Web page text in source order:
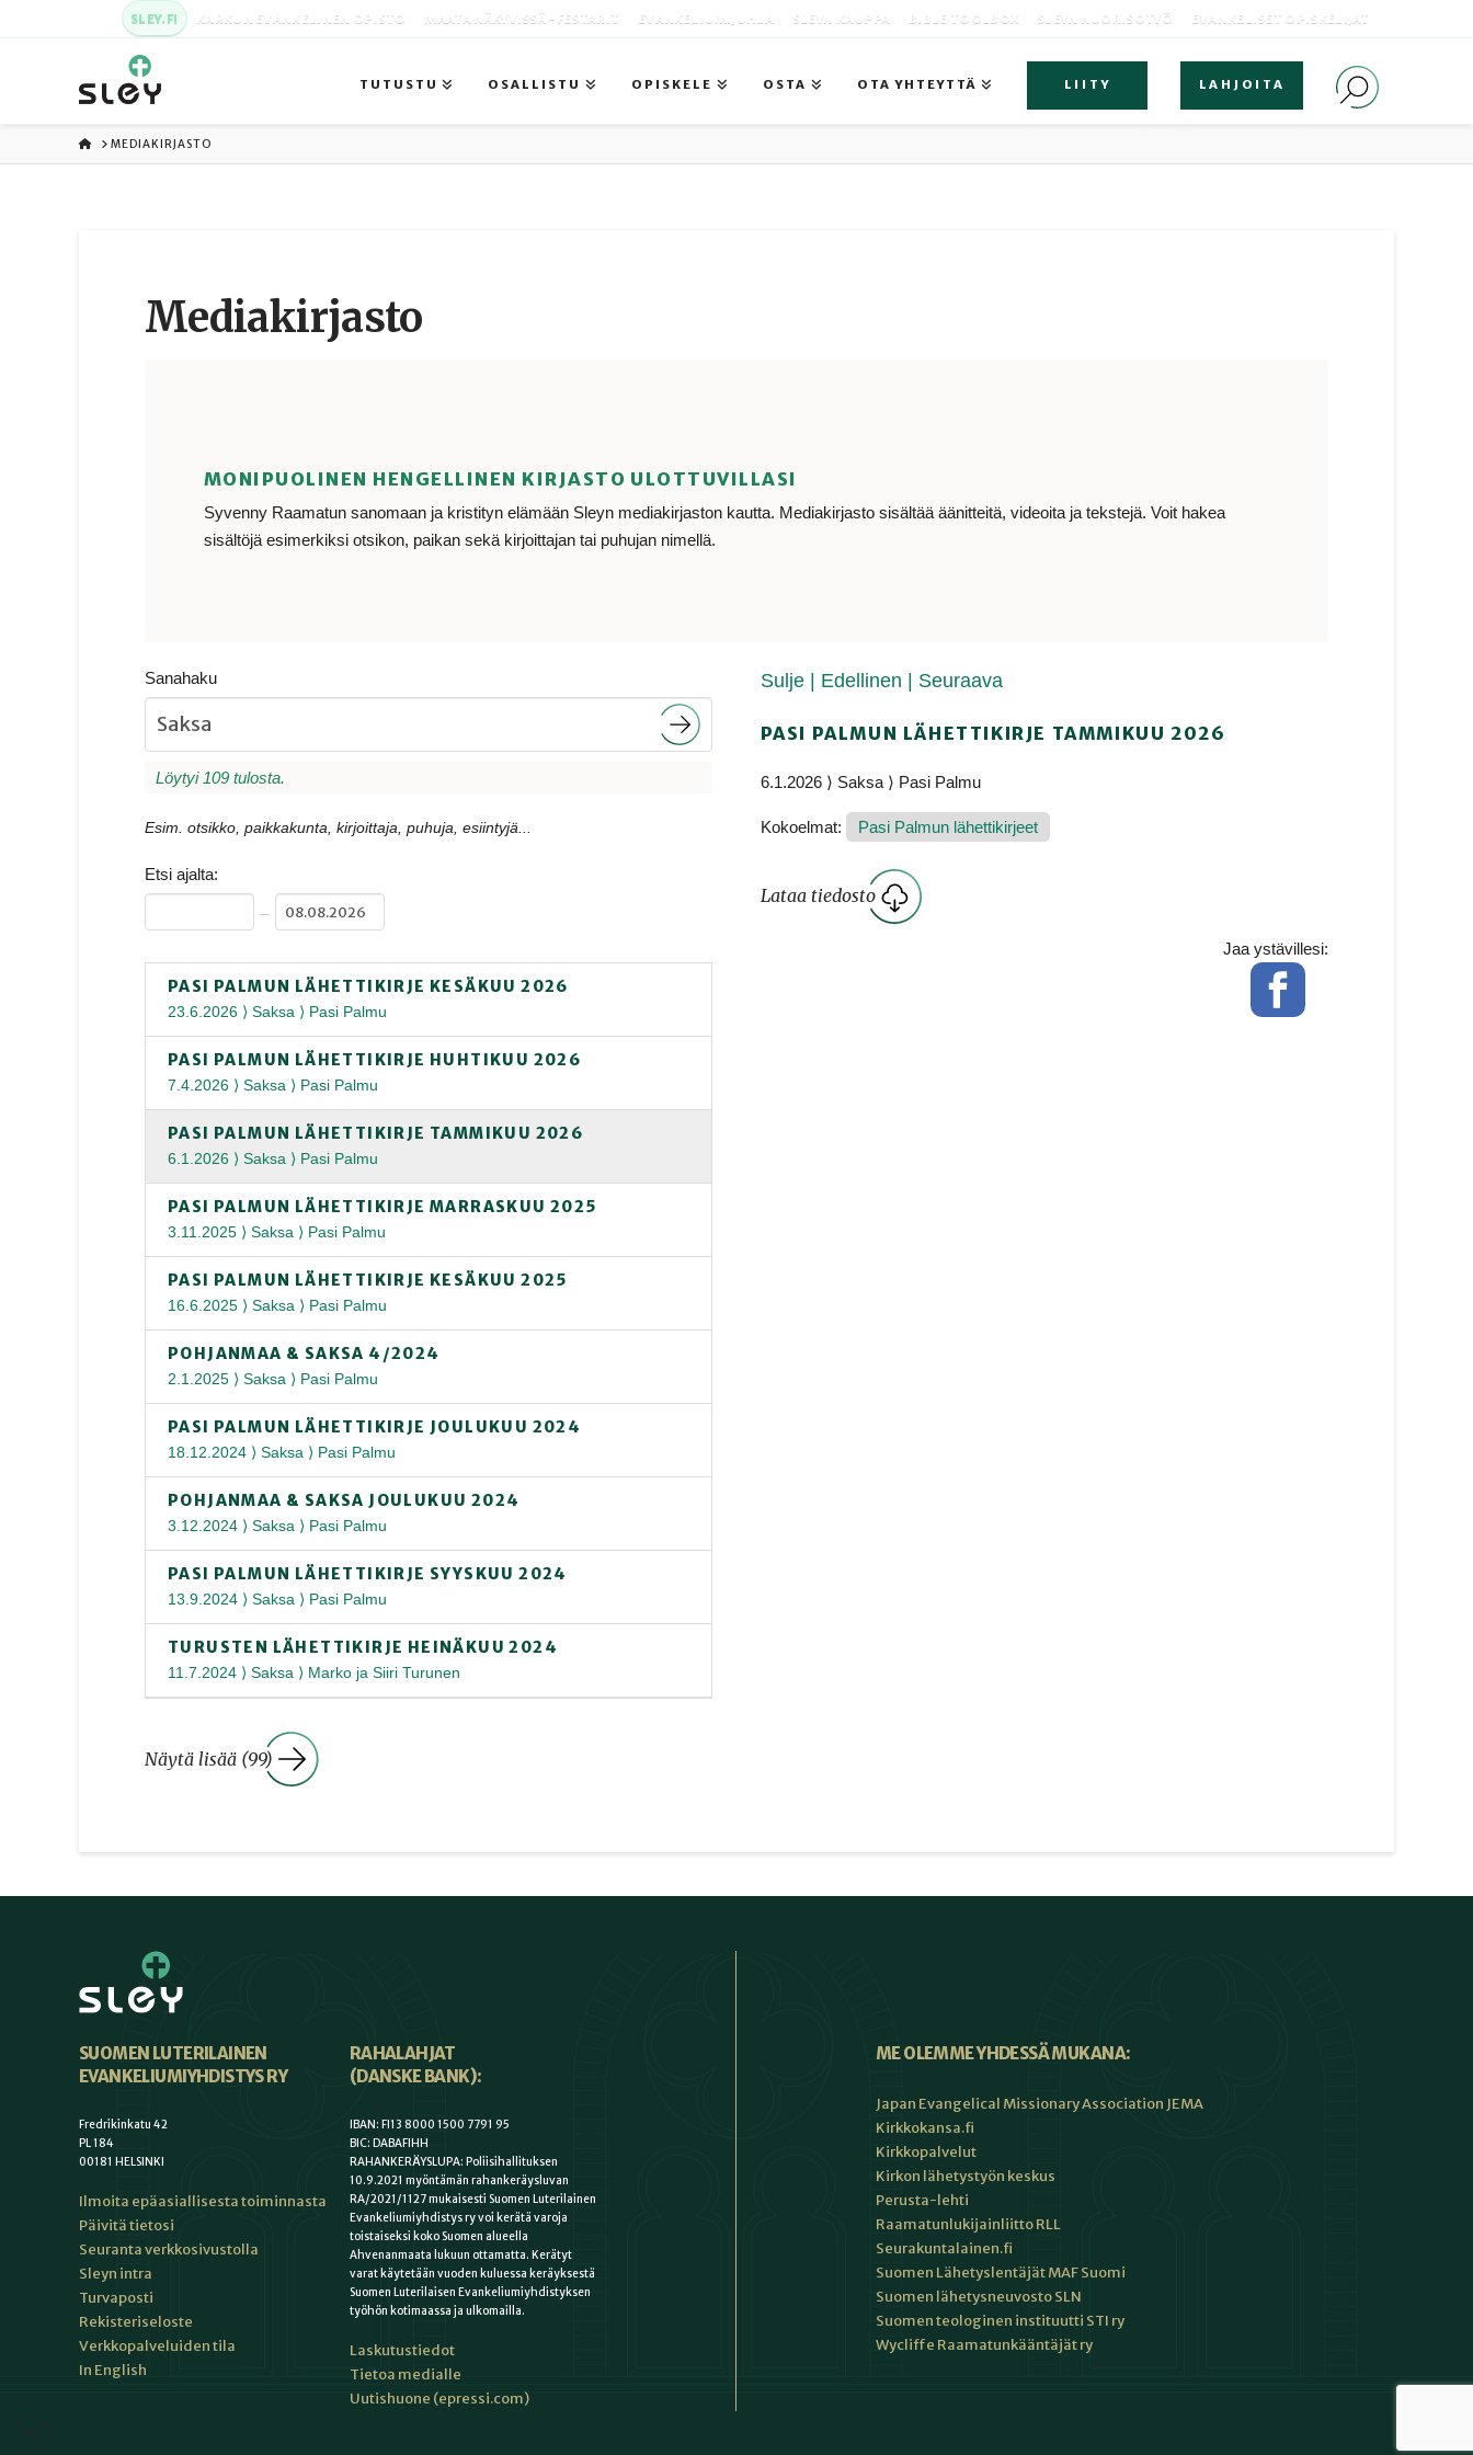
SLEY.FI KARKUN EVANKELINEN OPISTO MAATA NÄKYVISSÄ -FESTARIT EVANKELIUMIJUHLA SLEYN KAUPPA BIBLE TOOLBOX SLEYN NUORISOTYÖ EVANKELISET OPISKELIJAT
TUTUSTU OSALLISTU OPISKELE OSTA OTA YHTEYTTÄ LIITY LAHJOITA
ETUSIVU
MEDIAKIRJASTO
Media­kirjasto
MONIPUOLINEN HENGELLINEN KIRJASTO ULOTTUVILLASI
Syvenny Raamatun sanomaan ja kristityn elämään Sleyn mediakirjaston kautta. Mediakirjasto sisältää äänitteitä, videoita ja tekstejä. Voit hakea
sisältöjä esimerkiksi otsikon, paikan sekä kirjoittajan tai puhujan nimellä.
Sanahaku
Löytyi 109 tulosta.
Esim. otsikko, paikkakunta, kirjoittaja, puhuja, esiintyjä...
Etsi ajalta:
–
PASI PALMUN LÄHETTIKIRJE KESÄKUU 2026
23.6.2026 ⟩ Saksa ⟩ Pasi Palmu
PASI PALMUN LÄHETTIKIRJE HUHTIKUU 2026
7.4.2026 ⟩ Saksa ⟩ Pasi Palmu
PASI PALMUN LÄHETTIKIRJE TAMMIKUU 2026
6.1.2026 ⟩ Saksa ⟩ Pasi Palmu
PASI PALMUN LÄHETTIKIRJE MARRASKUU 2025
3.11.2025 ⟩ Saksa ⟩ Pasi Palmu
PASI PALMUN LÄHETTIKIRJE KESÄKUU 2025
16.6.2025 ⟩ Saksa ⟩ Pasi Palmu
POHJANMAA & SAKSA 4/2024
2.1.2025 ⟩ Saksa ⟩ Pasi Palmu
PASI PALMUN LÄHETTIKIRJE JOULUKUU 2024
18.12.2024 ⟩ Saksa ⟩ Pasi Palmu
POHJANMAA & SAKSA JOULUKUU 2024
3.12.2024 ⟩ Saksa ⟩ Pasi Palmu
PASI PALMUN LÄHETTIKIRJE SYYSKUU 2024
13.9.2024 ⟩ Saksa ⟩ Pasi Palmu
TURUSTEN LÄHETTIKIRJE HEINÄKUU 2024
11.7.2024 ⟩ Saksa ⟩ Marko ja Siiri Turunen
Näytä lisää (99)
Sulje | Edellinen | Seuraava
PASI PALMUN LÄHETTIKIRJE TAMMIKUU 2026
6.1.2026 ⟩ Saksa ⟩ Pasi Palmu
Kokoelmat: Pasi Palmun lähettikirjeet
Lataa tiedosto
Jaa ystävillesi:
Facebook
SUOMEN LUTERILAINEN
EVANKELIUMIYHDISTYS RY
Fredrikinkatu 42
PL 184
00181 HELSINKI
Ilmoita epäasiallisesta toiminnasta
Päivitä tietosi
Seuranta verkkosivustolla
Sleyn intra
Turvaposti
Rekisteriseloste
Verkkopalveluiden tila
In English
RAHALAHJAT
(DANSKE BANK):
IBAN: FI13 8000 1500 7791 95
BIC: DABAFIHH
RAHANKERÄYSLUPA: Poliisihallituksen
10.9.2021 myöntämän rahankeräysluvan
RA/2021/1127 mukaisesti Suomen Luterilainen
Evankeliumiyhdistys ry voi kerätä varoja
toistaiseksi koko Suomen alueella
Ahvenanmaata lukuun ottamatta. Kerätyt
varat käytetään vuoden kuluessa keräyksestä
Suomen Luterilaisen Evankeliumiyhdistyksen
työhön kotimaassa ja ulkomailla.
Laskutustiedot
Tietoa medialle
Uutishuone (epressi.com)
ME OLEMME YHDESSÄ MUKANA:
Japan Evangelical Missionary Association JEMA
Kirkkokansa.fi
Kirkkopalvelut
Kirkon lähetystyön keskus
Perusta-lehti
Raamatunlukijainliitto RLL
Seurakuntalainen.fi
Suomen Lähetyslentäjät MAF Suomi
Suomen lähetysneuvosto SLN
Suomen teologinen instituutti STI ry
Wycliffe Raamatunkääntäjät ry